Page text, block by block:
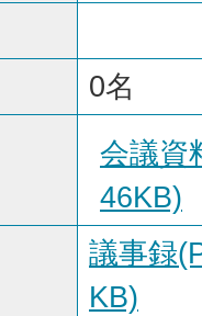
0名
会議資
46KB)
議事録
KB)